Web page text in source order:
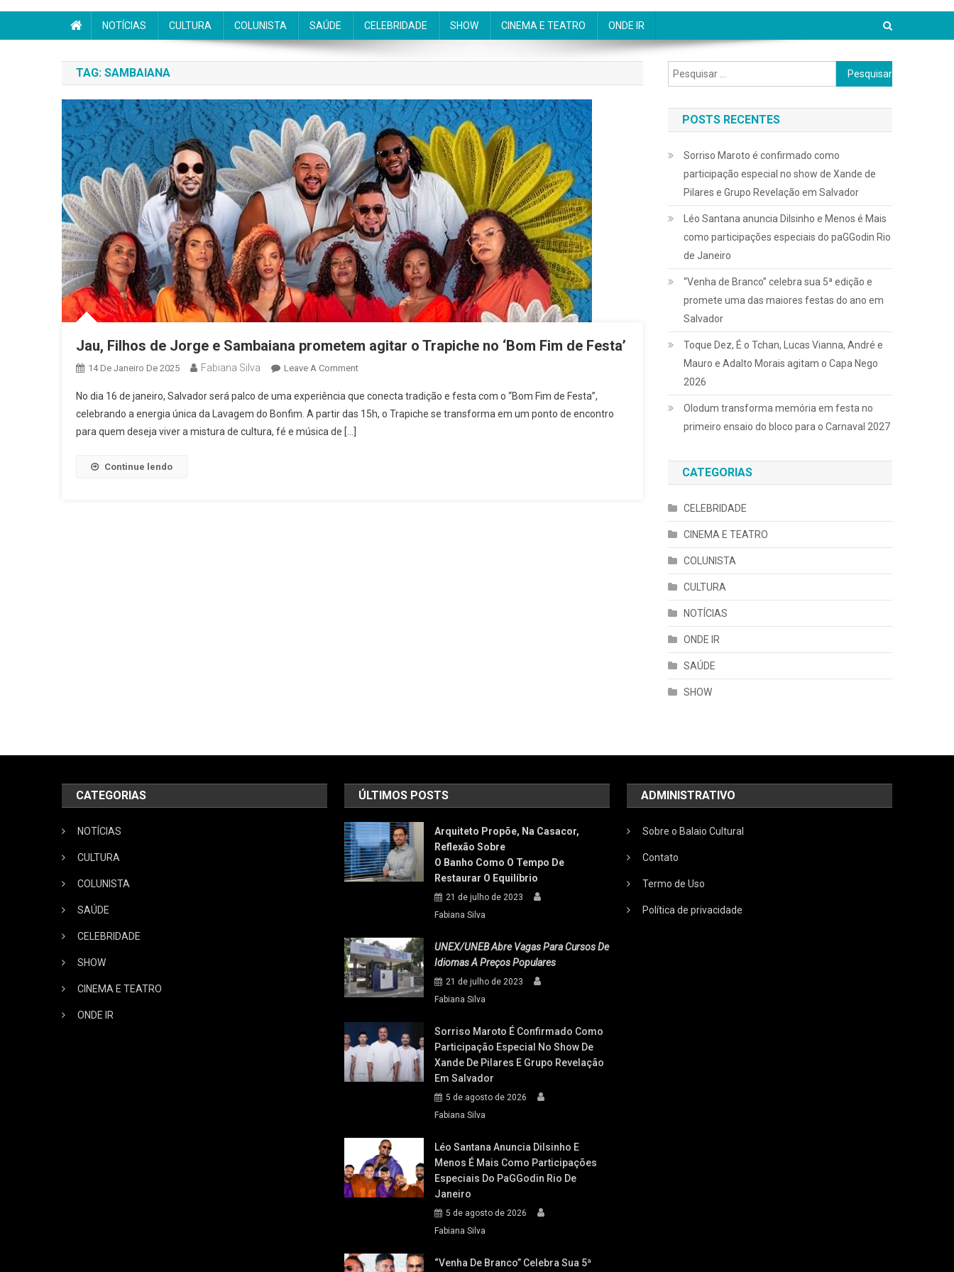
NOTÍCIAS CULTURA COLUNISTA SAÚDE CELEBRIDADE SHOW CINEMA E TEATRO ONDE IR
TAG: SAMBAIANA
Jau, Filhos de Jorge e Sambaiana prometem agitar o Trapiche no ‘Bom Fim de Festa’
14 De Janeiro De 2025 Fabiana Silva Leave A CommentOn
Filhos
De
No dia 16 de janeiro, Salvador será palco de uma experiência que conecta tradição e festa com o “Bom Fim de Festa”,
celebrando a energia única da Lavagem do Bonfim. A partir das 15h, o Trapiche se transforma em um ponto de encontro
para quem deseja viver a mistura de cultura, fé e música de […]
Continue lendo
Pesquisar
por:
POSTS RECENTES
Sorriso Maroto é confirmado como
participação especial no show de Xande de
Pilares e Grupo Revelação em Salvador
Léo Santana anuncia Dilsinho e Menos é Mais
como participações especiais do paGGodin Rio
de Janeiro
“Venha de Branco” celebra sua 5ª edição e
promete uma das maiores festas do ano em
Salvador
Toque Dez, É o Tchan, Lucas Vianna, André e
Mauro e Adalto Morais agitam o Capa Nego
2026
Olodum transforma memória em festa no
primeiro ensaio do bloco para o Carnaval 2027
CATEGORIAS
CELEBRIDADE
CINEMA E TEATRO
COLUNISTA
CULTURA
NOTÍCIAS
ONDE IR
SAÚDE
SHOW
CATEGORIAS
NOTÍCIAS
CULTURA
COLUNISTA
SAÚDE
CELEBRIDADE
SHOW
CINEMA E TEATRO
ONDE IR
ÚLTIMOS POSTS
Arquiteto Propõe, Na Casacor,
Reflexão Sobre
O Banho Como O Tempo De
Restaurar O Equilíbrio
21 de julho de 2023
Fabiana Silva
UNEX/UNEB Abre Vagas Para Cursos De
Idiomas A Preços Populares
21 de julho de 2023
Fabiana Silva
Sorriso Maroto É Confirmado Como
Participação Especial No Show De
Xande De Pilares E Grupo Revelação
Em Salvador
5 de agosto de 2026
Fabiana Silva
Léo Santana Anuncia Dilsinho E
Menos É Mais Como Participações
Especiais Do PaGGodin Rio De
Janeiro
5 de agosto de 2026
Fabiana Silva
“Venha De Branco” Celebra Sua 5ª
ADMINISTRATIVO
Sobre o Balaio Cultural
Contato
Termo de Uso
Política de privacidade